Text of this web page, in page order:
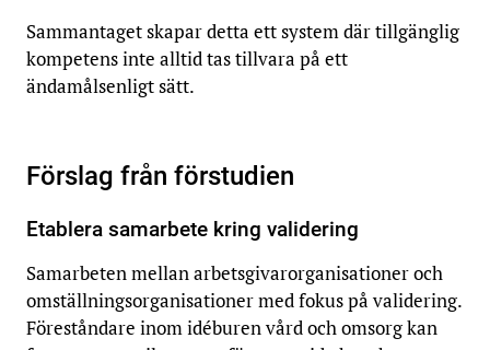
Sammantaget skapar detta ett system där tillgänglig
kompetens inte alltid tas tillvara på ett
ändamålsenligt sätt.
Förslag från förstudien
Etablera samarbete kring validering
Samarbeten mellan arbetsgivarorganisationer och
omställningsorganisationer med fokus på validering.
Föreståndare inom idéburen vård och omsorg kan